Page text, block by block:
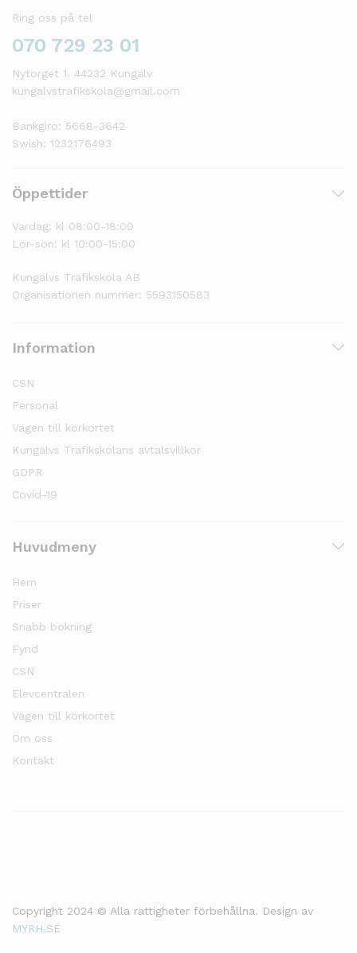
Ring oss på tel
070 729 23 01
Nytorget 1. 44232 Kungälv
kungalvstrafikskola@gmail.com
Bankgiro: 5668-3642
Swish: 1232176493
Öppettider
Vardag: kl 08:00-18:00
Lör-sön: kl 10:00-15:00
Kungälvs Trafikskola AB
Organisationen nummer: 5593150583
Information
CSN
Personal
Vägen till körkortet
Kungälvs Trafikskolans avtalsvillkor
GDPR
Covid-19
Huvudmeny
Hem
Priser
Snabb bokning
Fynd
CSN
Elevcentralen
Vägen till körkortet
Om oss
Kontakt
Copyright 2024 © Alla rättigheter förbehållna. Design av
MYRH.SE